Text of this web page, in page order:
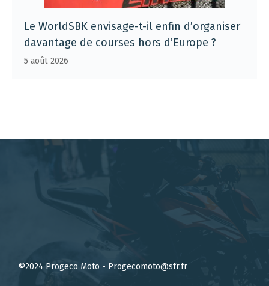
Le WorldSBK envisage-t-il enfin d’organiser
davantage de courses hors d’Europe ?
5 août 2026
©2024 Progeco Moto - Progecomoto@sfr.fr